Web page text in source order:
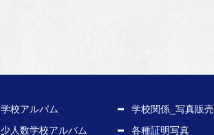
学校アルバム
学校関係_写真販売
少人数学校アルバム 各種証明写真